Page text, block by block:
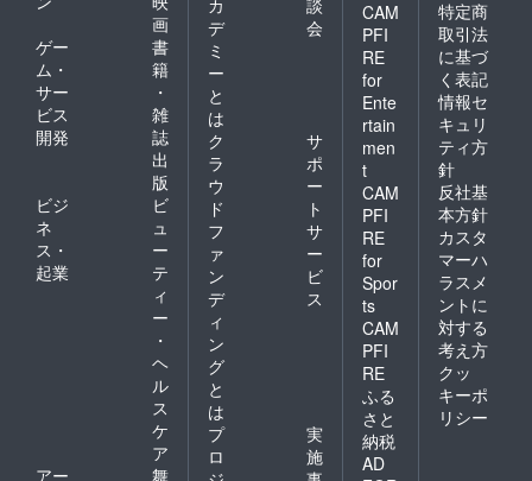
画
ゲー
ム・
サー
ビス
開発
書
籍
・
雑
誌
出
版
ビジ
ネ
ス・
起業
ビ
ュ
ー
テ
ィ
ー
・
ヘ
ル
ス
ケ
ア
アー
舞
カ
デ
ミ
ー
と
は
談
会
ク
ラ
ウ
ド
フ
ァ
ン
デ
ィ
ン
グ
と
は
サ
ポ
ー
ト
サ
ー
ビ
ス
プ
ロ
実
施
CAM
PFI
RE
for
Ente
rtain
men
t
CAM
PFI
RE
for
Spor
ts
CAM
PFI
RE
ふる
さと
納税
AD
特定商
取引法
に基づ
く表記
情報セ
キュリ
ティ方
針
反社基
本方針
カスタ
マーハ
ラスメ
ントに
対する
考え方
クッ
キーポ
リシー